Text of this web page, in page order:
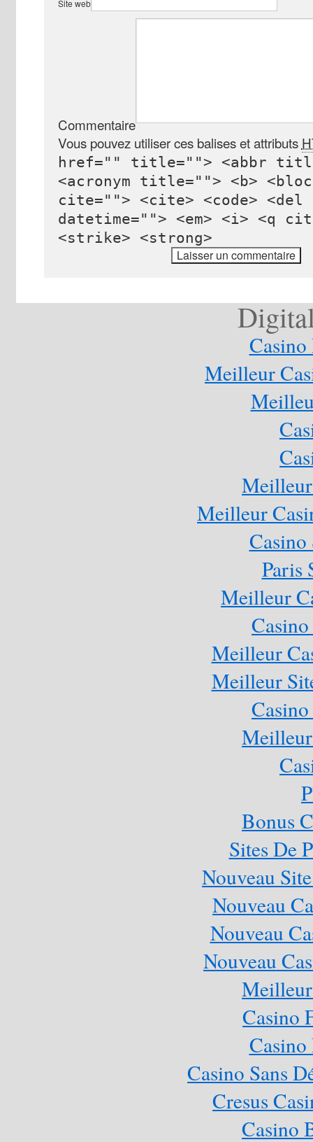
Site web
Commentaire
Vous pouvez utiliser ces balises et attributs
href="" title=""> <abbr
<acronym title=""> <b>
cite=""> <cite> <code> <del
datetime=""> <em> <i> <q
<strike> <strong>
Meilleur
Meilleur
Casino
Paris
Meilleur
Meilleur
Meilleur
Bonus
Sites De
Nouveau
Nouveau
Nouveau
Nouveau
Casino
Casino Sans
Cresus
Casino